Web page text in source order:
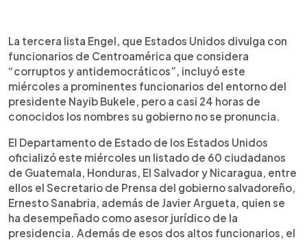
Escuchar artículo
La tercera lista Engel, que Estados Unidos divulga con
funcionarios de Centroamérica que considera
“corruptos y antidemocráticos”, incluyó este
miércoles a prominentes funcionarios del entorno del
presidente Nayib Bukele, pero a casi 24 horas de
conocidos los nombres su gobierno no se pronuncia.
El Departamento de Estado de los Estados Unidos
oficializó este miércoles un listado de 60 ciudadanos
de Guatemala, Honduras, El Salvador y Nicaragua, entre
ellos el Secretario de Prensa del gobierno salvadoreño,
Ernesto Sanabria, además de Javier Argueta, quien se
ha desempeñado como asesor jurídico de la
presidencia. Además de esos dos altos funcionarios, el